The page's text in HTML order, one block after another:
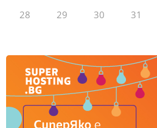
28 29 30 31